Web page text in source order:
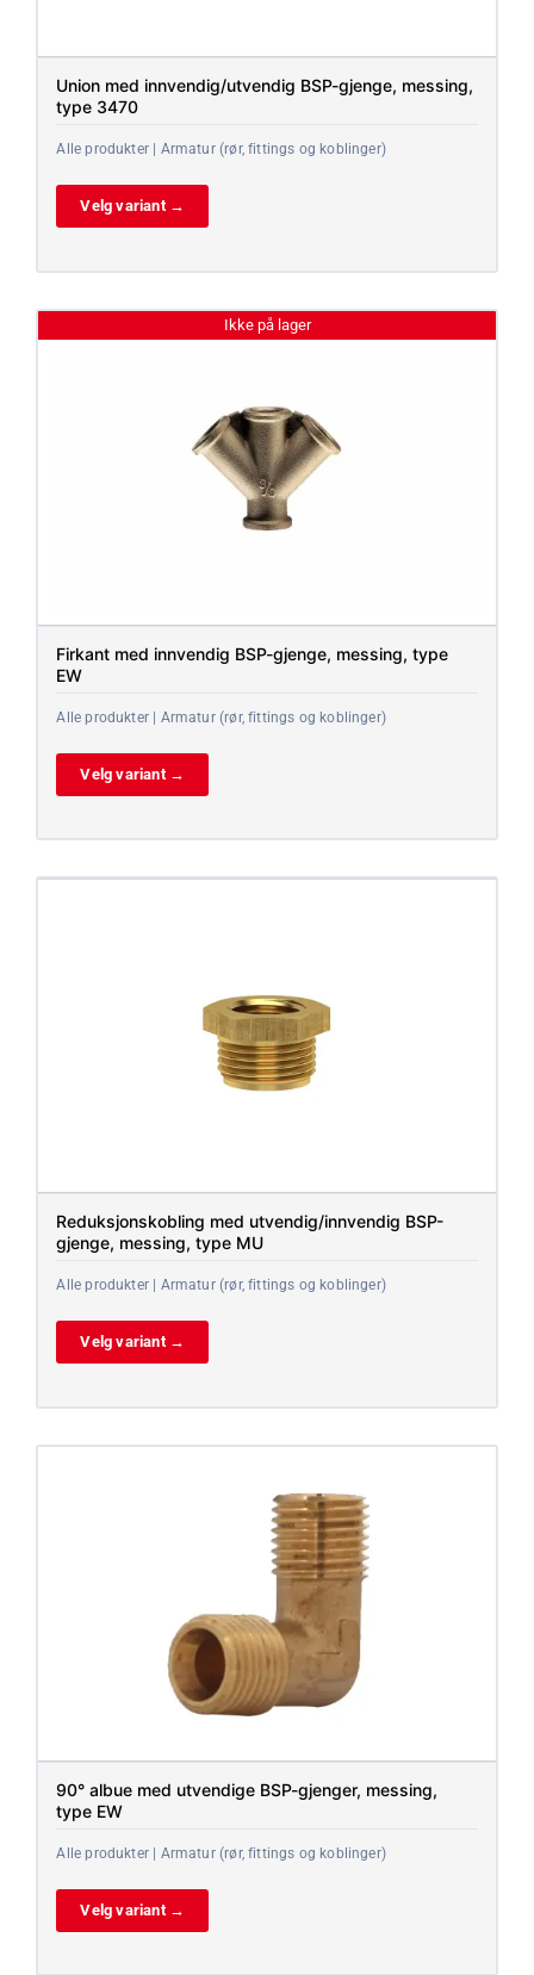
Union med innvendig/utvendig BSP-gjenge, messing,
type 3470
Alle produkter | Armatur (rør, fittings og koblinger)
Velg variant →
Ikke på lager
Firkant med innvendig BSP-gjenge, messing, type
EW
Alle produkter | Armatur (rør, fittings og koblinger)
Velg variant →
Reduksjonskobling med utvendig/innvendig BSP-
gjenge, messing, type MU
Alle produkter | Armatur (rør, fittings og koblinger)
Velg variant →
90° albue med utvendige BSP-gjenger, messing,
type EW
Alle produkter | Armatur (rør, fittings og koblinger)
Velg variant →